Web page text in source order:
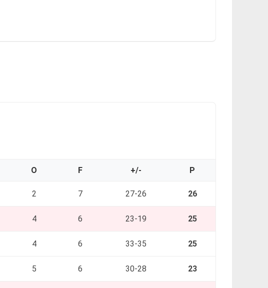
O F +/- P
2 7 27-26 26
4 6 23-19 25
4 6 33-35 25
5 6 30-28 23